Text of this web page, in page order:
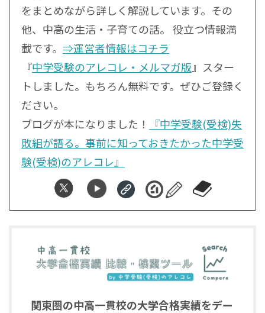
をまとめながら詳しく解説しています。その
他、中高の生活・子育ての話。 役立つ情報満
載です。 ⇒運営者情報はコチラ
『中学受験のアレコレ・メルマガ版』スター
トしました。もちろん無料です。ぜひご登録く
ださい。
ブログが本になりました！
『中学受験(受検)失
敗組が語る。事前に知っておきたかった中学受
験(受検)のアレコレ』
関東圏の中高一貫校の大学合格実績をデー